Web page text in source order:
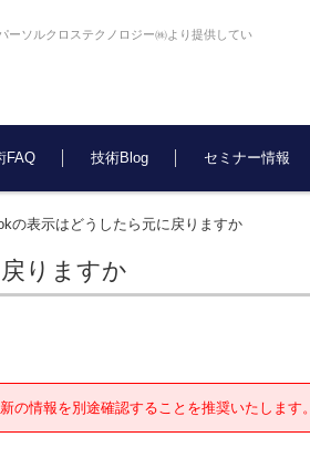
ーソルクロステクノロジー㈱より提供してい
FAQ 技術Blog セミナー情報
の表示はどうしたら元に戻りますか
りますか
の情報を別途確認することを推奨いたします。